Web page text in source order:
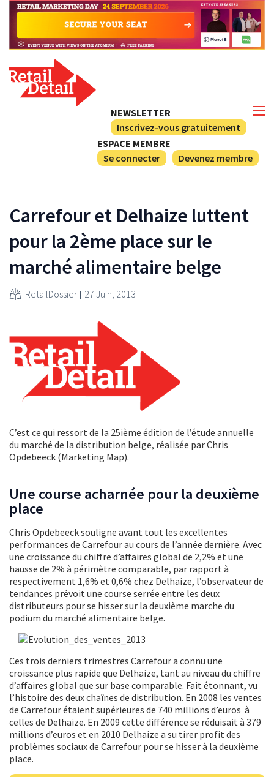
NEWSLETTER
Inscrivez-vous gratuitement
ESPACE MEMBRE
Se connecter
Devenez membre
Carrefour et Delhaize luttent
pour la 2ème place sur le
marché alimentaire belge
RetailDossier 27 Juin, 2013
C’est ce qui ressort de la 25ième édition de l’étude annuelle
du marché de la distribution belge, réalisée par Chris
Opdebeeck (Marketing Map).
Une course acharnée pour la deuxième
place
Chris Opdebeeck souligne avant tout les excellentes
performances de Carrefour au cours de l’année dernière. Avec
une croissance du chiffre d’affaires global de 2,2% et une
hausse de 2% à périmètre comparable, par rapport à
respectivement 1,6% et 0,6% chez Delhaize, l’observateur de
tendances prévoit une course serrée entre les deux
distributeurs pour se hisser sur la deuxième marche du
podium du marché alimentaire belge.
Ces trois derniers trimestres Carrefour a connu une
croissance plus rapide que Delhaize, tant au niveau du chiffre
d’affaires global que sur base comparable. Fait étonnant, vu
l’histoire des deux chaînes de distribution. En 2008 les ventes
de Carrefour étaient supérieures de 740 millions d’euros à
celles de Delhaize. En 2009 cette différence se réduisait à 379
millions d’euros et en 2010 Delhaize a su tirer profit des
problèmes sociaux de Carrefour pour se hisser à la deuxième
place.